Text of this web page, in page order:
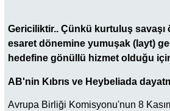
Gericiliktir.. Çünkü kurtuluş savaşı
esaret dönemine yumuşak (layt)
hedefine gönüllü hizmet olduğu
AB'nin Kıbrıs ve Heybeliada
Avrupa Birliği Komisyonu'nun 8